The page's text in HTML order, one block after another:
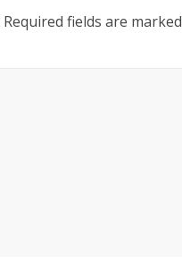
Required fields are marked